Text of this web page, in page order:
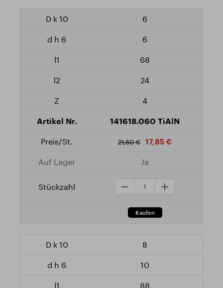
6
6
68
24
4
141618.060 TiAlN
21,60 € 17,85 €
Ja
8
10
88